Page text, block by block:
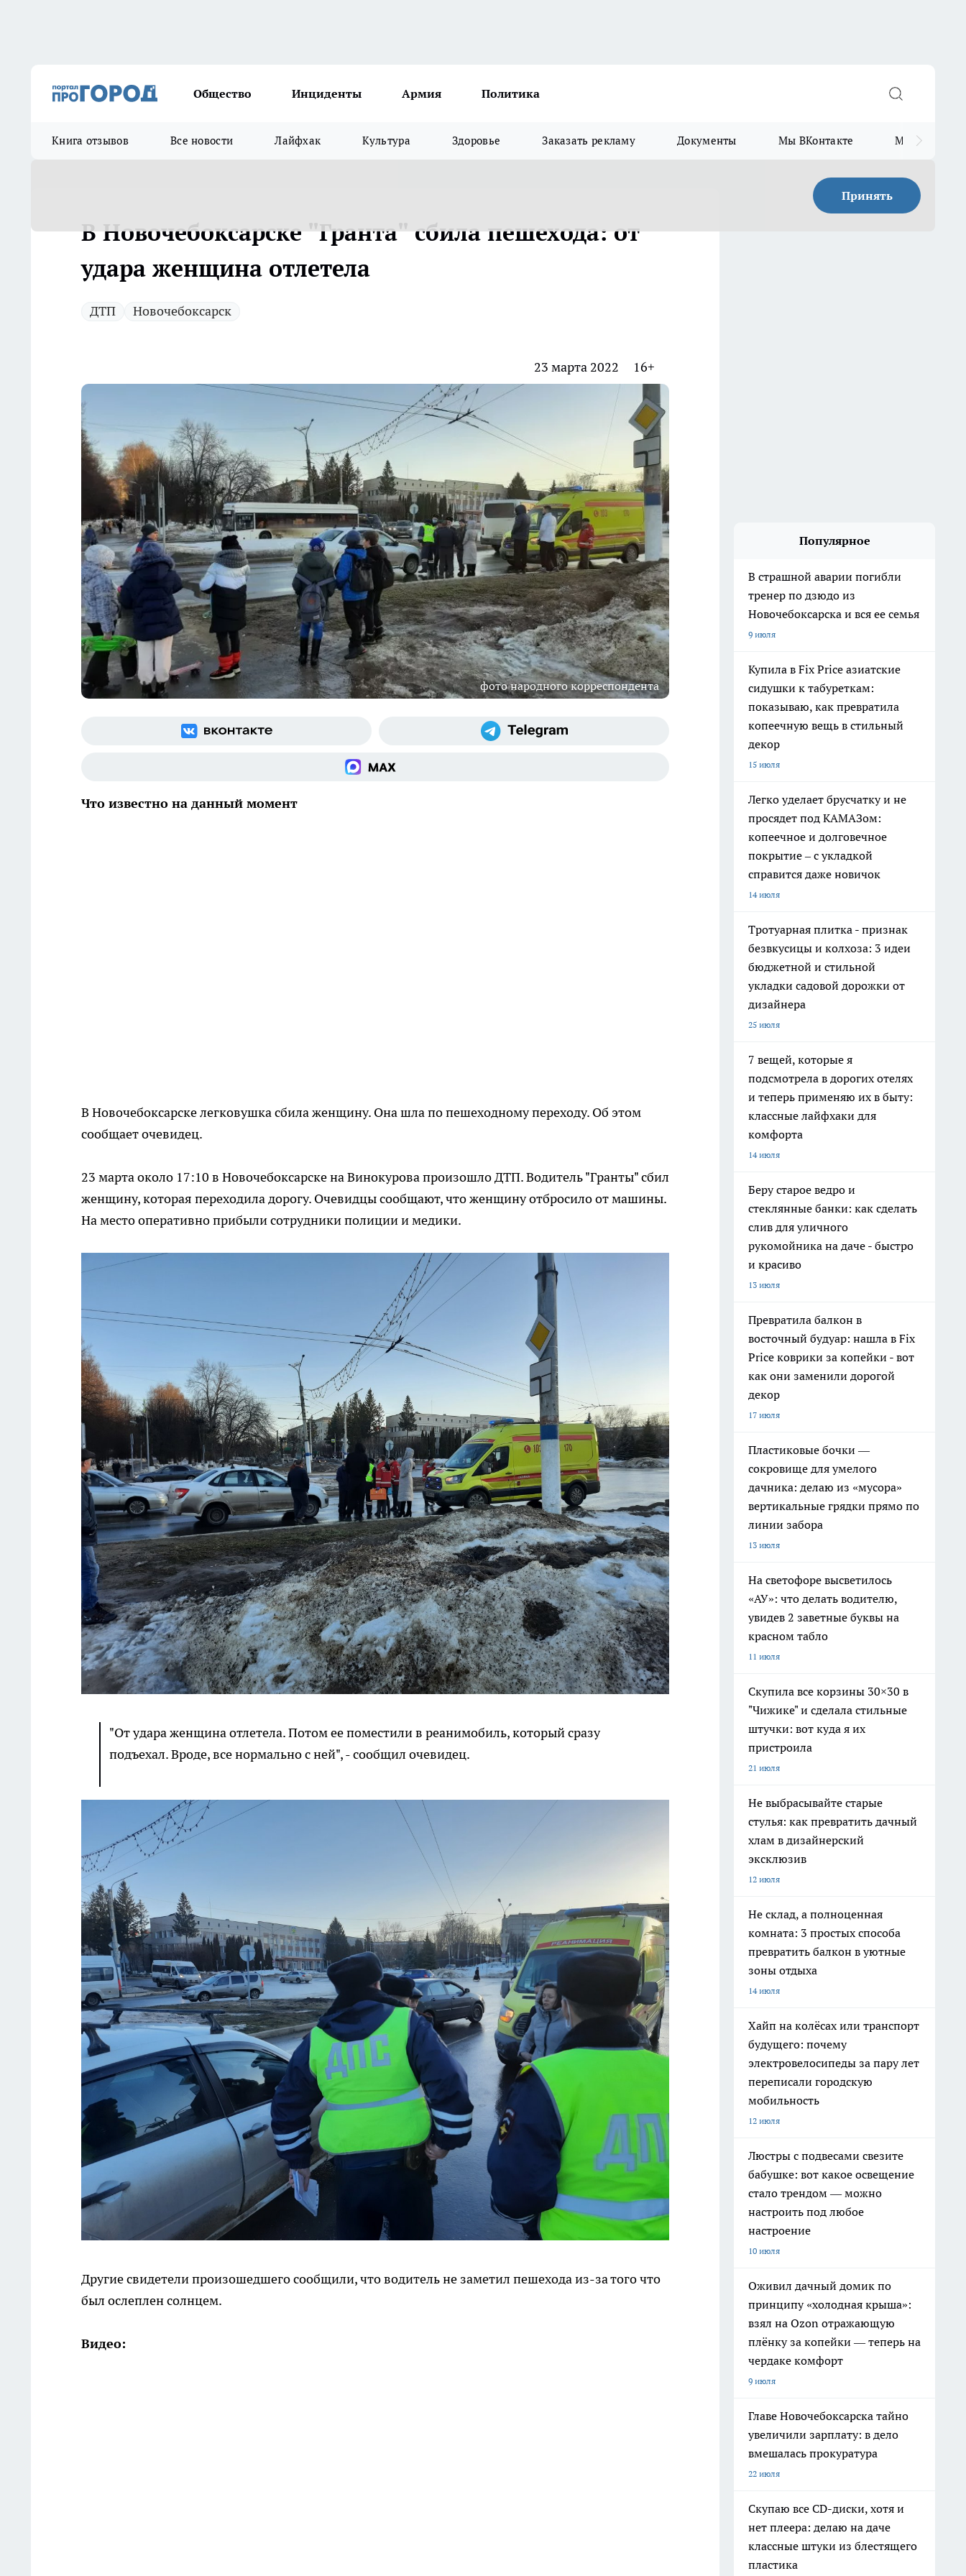
Общество Инциденты Армия Политика
Книга отзывов Все новости Лайфхак Культура Здоровье Заказать рекламу Документы Мы ВКонтакте Мы в
Принять
В Новочебоксарске "Гранта" сбила пешехода: от
удара женщина отлетела
ДТП Новочебоксарск
23 марта 2022 16+
фото народного корреспондента
Что известно на данный момент
В Новочебоксарске легковушка сбила женщину. Она шла по пешеходному переходу. Об этом
сообщает очевидец.
23 марта около 17:10 в Новочебоксарске на Винокурова произошло ДТП. Водитель "Гранты" сбил
женщину, которая переходила дорогу. Очевидцы сообщают, что женщину отбросило от машины.
На место оперативно прибыли сотрудники полиции и медики.
"От удара женщина отлетела. Потом ее поместили в реанимобиль, который сразу
подъехал. Вроде, все нормально с ней", - сообщил очевидец.
Другие свидетели произошедшего сообщили, что водитель не заметил пешехода из-за того что
был ослеплен солнцем.
Видео:
Популярное
В страшной аварии погибли
тренер по дзюдо из
Новочебоксарска и вся ее семья
9 июля
Купила в Fix Price азиатские
сидушки к табуреткам:
показываю, как превратила
копеечную вещь в стильный
декор
15 июля
Легко уделает брусчатку и не
просядет под КАМАЗом:
копеечное и долговечное
покрытие – с укладкой
справится даже новичок
14 июля
Тротуарная плитка - признак
безвкусицы и колхоза: 3 идеи
бюджетной и стильной
укладки садовой дорожки от
дизайнера
25 июля
7 вещей, которые я
подсмотрела в дорогих отелях
и теперь применяю их в быту:
классные лайфхаки для
комфорта
14 июля
Беру старое ведро и
стеклянные банки: как сделать
слив для уличного
рукомойника на даче - быстро
и красиво
13 июля
Превратила балкон в
восточный будуар: нашла в Fix
Price коврики за копейки - вот
как они заменили дорогой
декор
17 июля
Пластиковые бочки —
сокровище для умелого
дачника: делаю из «мусора»
вертикальные грядки прямо по
линии забора
13 июля
На светофоре высветилось
«АУ»: что делать водителю,
увидев 2 заветные буквы на
красном табло
11 июля
Скупила все корзины 30×30 в
"Чижике" и сделала стильные
штучки: вот куда я их
пристроила
21 июля
Не выбрасывайте старые
стулья: как превратить дачный
хлам в дизайнерский
эксклюзив
12 июля
Не склад, а полноценная
комната: 3 простых способа
превратить балкон в уютные
зоны отдыха
14 июля
Хайп на колёсах или транспорт
будущего: почему
электровелосипеды за пару лет
переписали городскую
мобильность
12 июля
Люстры с подвесами свезите
бабушке: вот какое освещение
стало трендом — можно
настроить под любое
настроение
10 июля
Оживил дачный домик по
принципу «холодная крыша»:
взял на Ozon отражающую
плёнку за копейки — теперь на
чердаке комфорт
9 июля
Главе Новочебоксарска тайно
увеличили зарплату: в дело
вмешалась прокуратура
22 июля
Скупаю все CD-диски, хотя и
нет плеера: делаю на даче
классные штуки из блестящего
пластика